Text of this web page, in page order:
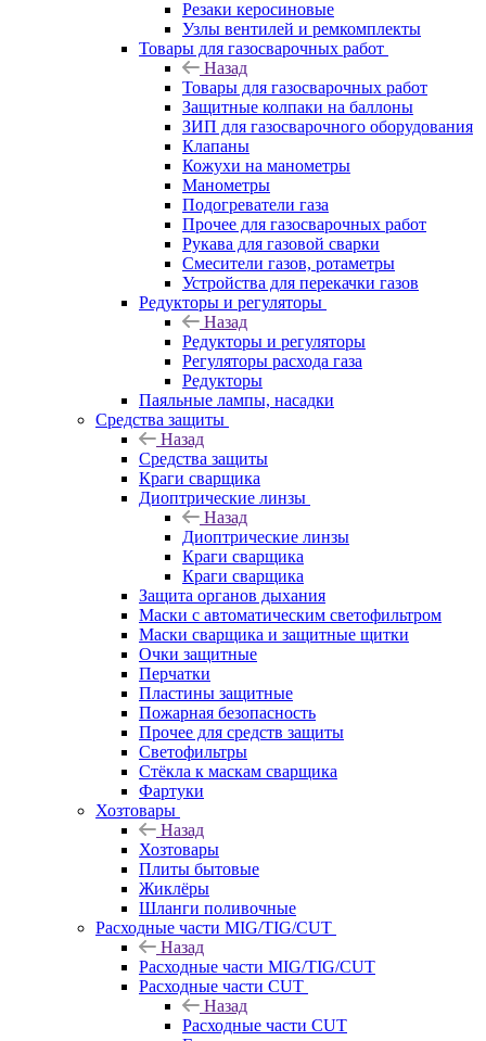
Резаки керосиновые
Узлы вентилей и ремкомплекты
Товары для газосварочных работ
Назад
Товары для газосварочных работ
Защитные колпаки на баллоны
ЗИП для газосварочного оборудования
Клапаны
Кожухи на манометры
Манометры
Подогреватели газа
Прочее для газосварочных работ
Рукава для газовой сварки
Смесители газов, ротаметры
Устройства для перекачки газов
Редукторы и регуляторы
Назад
Редукторы и регуляторы
Регуляторы расхода газа
Редукторы
Паяльные лампы, насадки
Средства защиты
Назад
Средства защиты
Краги сварщика
Диоптрические линзы
Назад
Диоптрические линзы
Краги сварщика
Краги сварщика
Защита органов дыхания
Маски с автоматическим светофильтром
Маски сварщика и защитные щитки
Очки защитные
Перчатки
Пластины защитные
Пожарная безопасность
Прочее для средств защиты
Светофильтры
Стёкла к маскам сварщика
Фартуки
Хозтовары
Назад
Хозтовары
Плиты бытовые
Жиклёры
Шланги поливочные
Расходные части MIG/TIG/CUT
Назад
Расходные части MIG/TIG/CUT
Расходные части CUT
Назад
Расходные части CUT